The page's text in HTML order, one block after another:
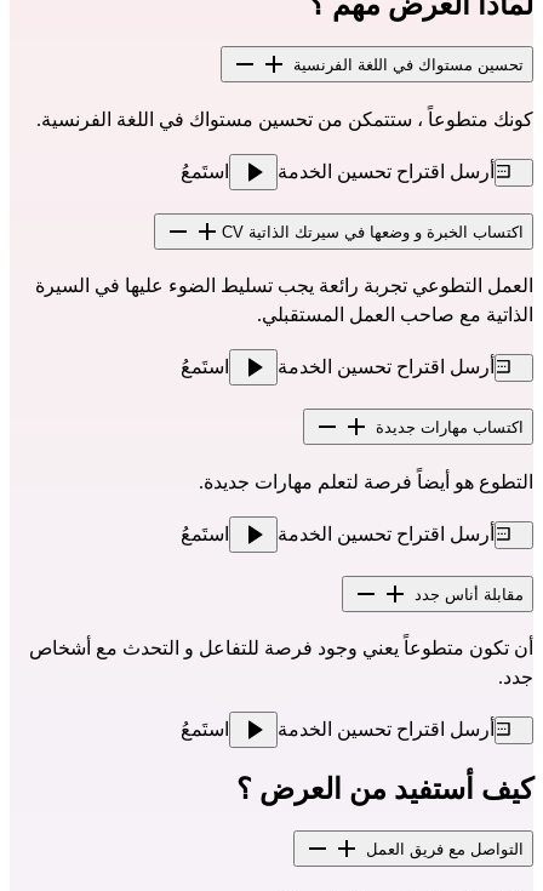
تحسين مستواك في اللغة الفرنسية
كونك متطوعاً ، ستتمكن من تحسين مستواك في اللغة الفرنسية.
أرسل اقتراح تحسين الخدمة استَمعُ
اكتساب الخبرة و وضعها في سيرتك الذاتية CV
الذاتية مع صاحب العمل المستقبلي.
أرسل اقتراح تحسين الخدمة استَمعُ
اكتساب مهارات جديدة
التطوع هو أيضاً فرصة لتعلم مهارات جديدة.
أرسل اقتراح تحسين الخدمة استَمعُ
مقابلة أناس جدد
جدد.
أرسل اقتراح تحسين الخدمة استَمعُ
كيف أستفيد من العرض ؟
التواصل مع فريق العمل